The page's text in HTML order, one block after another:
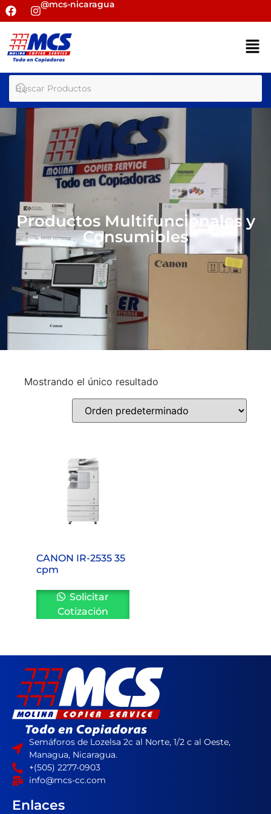
@mcs-nicaragua
Productos Multifuncionales y
Consumibles
Mostrando el único resultado
CANON IR-2535 35
cpm
Solicitar
Cotización
Semáforos de Lozelsa 2c al Norte, 1/2 c al Oeste,
Managua, Nicaragua.
+(505) 2277-0903
info@mcs-cc.com
Enlaces